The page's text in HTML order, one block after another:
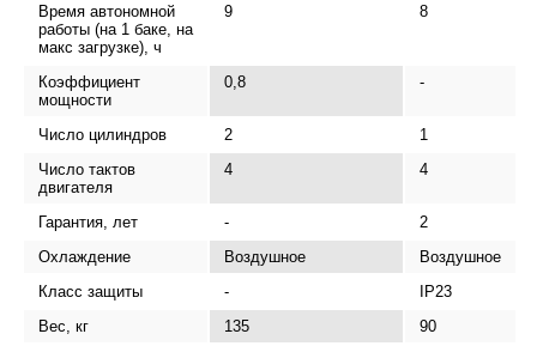
Время автономной
работы (на 1 баке, на
макс загрузке), ч
9 8
Коэффициент
мощности
0,8 -
Число цилиндров 2
1
Число тактов
двигателя
4 4
Гарантия, лет -
2
Охлаждение
Воздушное
Воздушное
Класс защиты
-
IP23
Вес, кг
135
90